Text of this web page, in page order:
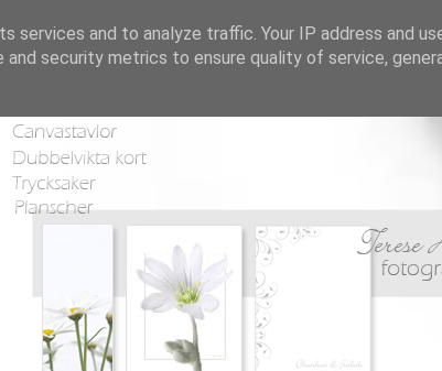
services and to analyze traffic. Your IP address and
security metrics to ensure quality of service,